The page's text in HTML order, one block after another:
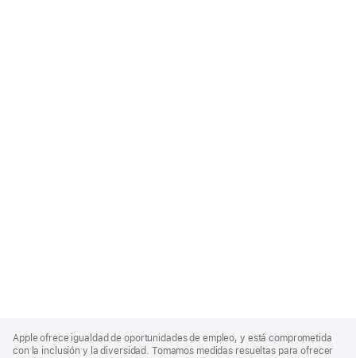
Footer
Apple ofrece igualdad de oportunidades de empleo, y está comprometida
con la inclusión y la diversidad. Tomamos medidas resueltas para ofrecer